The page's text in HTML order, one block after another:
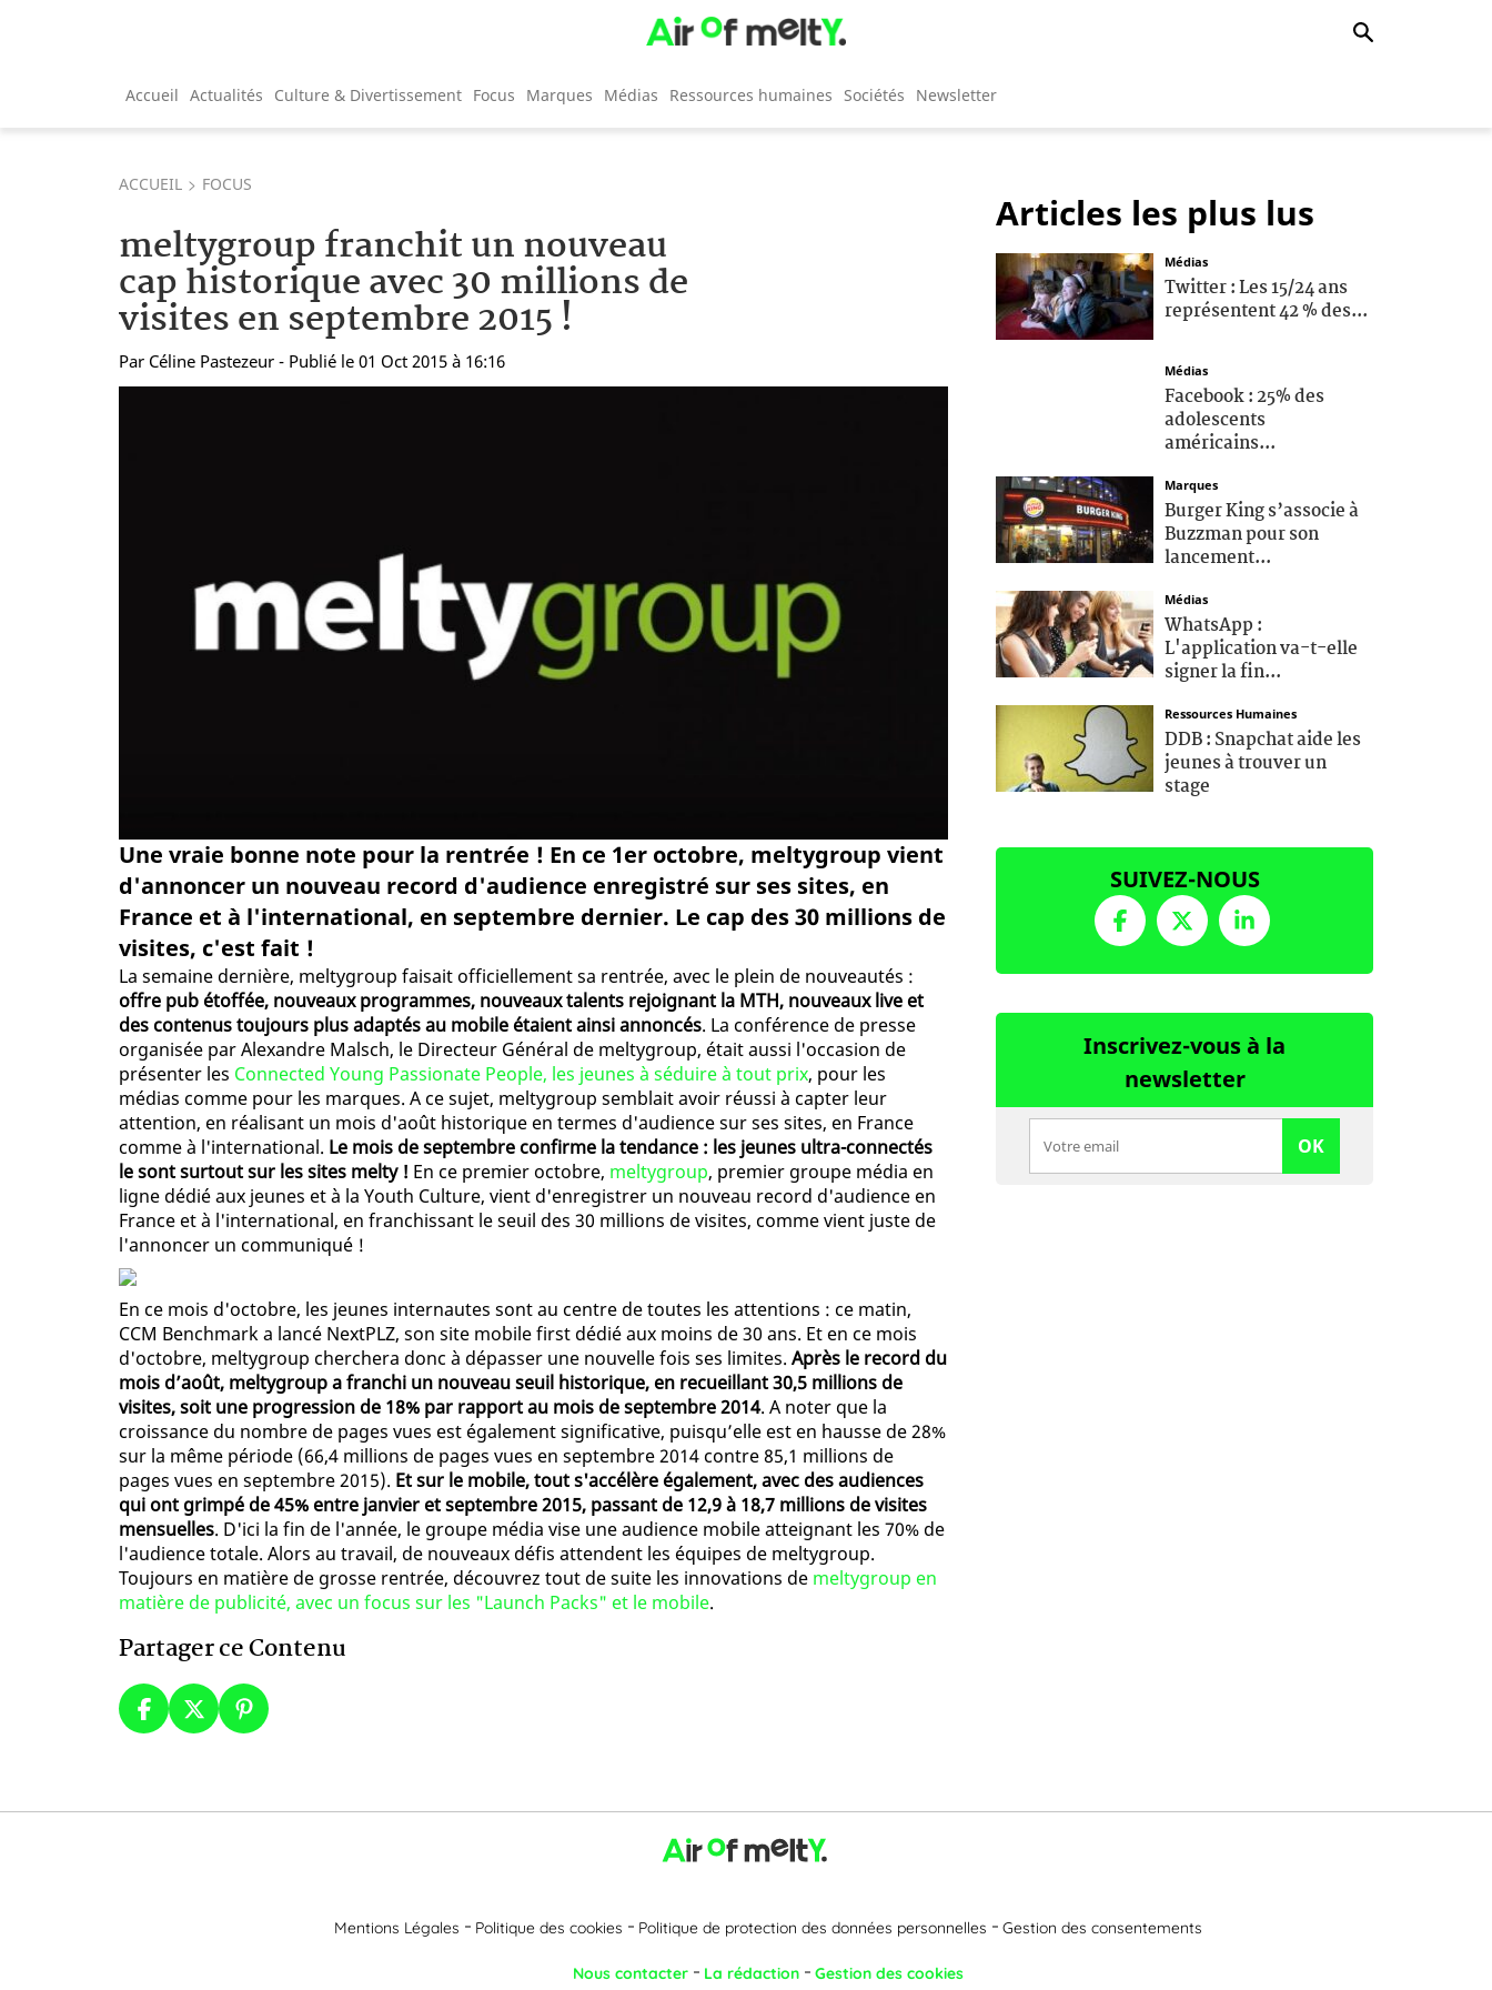
Accueil Actualités Culture & Divertissement Focus Marques Médias Ressources humaines Sociétés Newsletter
ACCUEIL FOCUS
meltygroup franchit un nouveau
cap historique avec 30 millions de
visites en septembre 2015 !
Par Céline Pastezeur - Publié le 01 Oct 2015 à 16:16
Une vraie bonne note pour la rentrée ! En ce 1er octobre, meltygroup vient
d'annoncer un nouveau record d'audience enregistré sur ses sites, en
France et à l'international, en septembre dernier. Le cap des 30 millions de
visites, c'est fait !
La semaine dernière, meltygroup faisait officiellement sa rentrée, avec le plein de nouveautés :
offre pub étoffée, nouveaux programmes, nouveaux talents rejoignant la MTH, nouveaux live et
des contenus toujours plus adaptés au mobile étaient ainsi annoncés. La conférence de presse
organisée par Alexandre Malsch, le Directeur Général de meltygroup, était aussi l'occasion de
présenter les Connected Young Passionate People, les jeunes à séduire à tout prix, pour les
médias comme pour les marques. A ce sujet, meltygroup semblait avoir réussi à capter leur
attention, en réalisant un mois d'août historique en termes d'audience sur ses sites, en France
comme à l'international. Le mois de septembre confirme la tendance : les jeunes ultra-connectés
le sont surtout sur les sites melty ! En ce premier octobre, meltygroup, premier groupe média en
ligne dédié aux jeunes et à la Youth Culture, vient d'enregistrer un nouveau record d'audience en
France et à l'international, en franchissant le seuil des 30 millions de visites, comme vient juste de
l'annoncer un communiqué !
En ce mois d'octobre, les jeunes internautes sont au centre de toutes les attentions : ce matin,
CCM Benchmark a lancé NextPLZ, son site mobile first dédié aux moins de 30 ans. Et en ce mois
d'octobre, meltygroup cherchera donc à dépasser une nouvelle fois ses limites. Après le record du
mois d’août, meltygroup a franchi un nouveau seuil historique, en recueillant 30,5 millions de
visites, soit une progression de 18% par rapport au mois de septembre 2014. A noter que la
croissance du nombre de pages vues est également significative, puisqu’elle est en hausse de 28%
sur la même période (66,4 millions de pages vues en septembre 2014 contre 85,1 millions de
pages vues en septembre 2015). Et sur le mobile, tout s'accélère également, avec des audiences
qui ont grimpé de 45% entre janvier et septembre 2015, passant de 12,9 à 18,7 millions de visites
mensuelles. D'ici la fin de l'année, le groupe média vise une audience mobile atteignant les 70% de
l'audience totale. Alors au travail, de nouveaux défis attendent les équipes de meltygroup.
Toujours en matière de grosse rentrée, découvrez tout de suite les innovations de meltygroup en
matière de publicité, avec un focus sur les "Launch Packs" et le mobile.
Partager ce Contenu
Articles les plus lus
Médias
Twitter : Les 15/24 ans
représentent 42 % des...
Médias
Facebook : 25% des
adolescents
américains...
Marques
Burger King s’associe à
Buzzman pour son
lancement...
Médias
WhatsApp :
L'application va-t-elle
signer la fin...
Ressources Humaines
DDB : Snapchat aide les
jeunes à trouver un
stage
SUIVEZ-NOUS
Inscrivez-vous à la
newsletter
OK
Mentions Légales Politique des cookies Politique de protection des données personnelles Gestion des consentements
Nous contacter La rédaction Gestion des cookies